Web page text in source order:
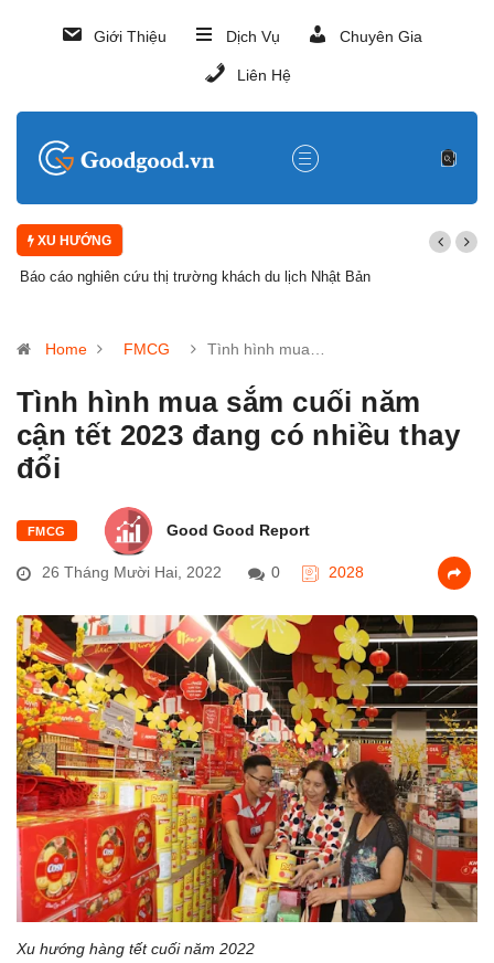
Giới Thiệu Dịch Vụ Chuyên Gia
Liên Hệ
XU HƯỚNG
Báo cáo nghiên cứu thị trường khách du lịch Nhật Bản
Home FMCG Tình hình mua…
Tình hình mua sắm cuối năm
cận tết 2023 đang có nhiều thay
đổi
FMCG Good Good Report
26 Tháng Mười Hai, 2022 0 2028
Xu hướng hàng tết cuối năm 2022